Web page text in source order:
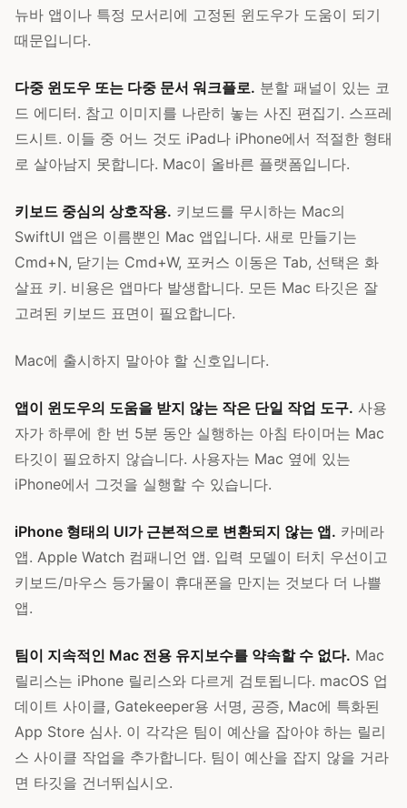
뉴바 앱이나 특정 모서리에 고정된 윈도우가 도움이 되기
때문입니다.
다중 윈도우 또는 다중 문서 워크플로. 분할 패널이 있는 코
드 에디터. 참고 이미지를 나란히 놓는 사진 편집기. 스프레
드시트. 이들 중 어느 것도 iPad나 iPhone에서 적절한 형태
로 살아남지 못합니다. Mac이 올바른 플랫폼입니다.
키보드 중심의 상호작용. 키보드를 무시하는 Mac의
SwiftUI 앱은 이름뿐인 Mac 앱입니다. 새로 만들기는
Cmd+N, 닫기는 Cmd+W, 포커스 이동은 Tab, 선택은 화
살표 키. 비용은 앱마다 발생합니다. 모든 Mac 타깃은 잘
고려된 키보드 표면이 필요합니다.
Mac에 출시하지 말아야 할 신호입니다.
앱이 윈도우의 도움을 받지 않는 작은 단일 작업 도구. 사용
자가 하루에 한 번 5분 동안 실행하는 아침 타이머는 Mac
타깃이 필요하지 않습니다. 사용자는 Mac 옆에 있는
iPhone에서 그것을 실행할 수 있습니다.
iPhone 형태의 UI가 근본적으로 변환되지 않는 앱. 카메라
앱. Apple Watch 컴패니언 앱. 입력 모델이 터치 우선이고
키보드/마우스 등가물이 휴대폰을 만지는 것보다 더 나쁠
앱.
팀이 지속적인 Mac 전용 유지보수를 약속할 수 없다. Mac
릴리스는 iPhone 릴리스와 다르게 검토됩니다. macOS 업
데이트 사이클, Gatekeeper용 서명, 공증, Mac에 특화된
App Store 심사. 이 각각은 팀이 예산을 잡아야 하는 릴리
스 사이클 작업을 추가합니다. 팀이 예산을 잡지 않을 거라
면 타깃을 건너뛰십시오.